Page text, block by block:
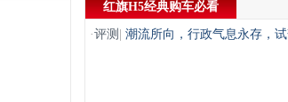
红旗H5经典购车必看
·评测 潮流所向，行政气息永存，试